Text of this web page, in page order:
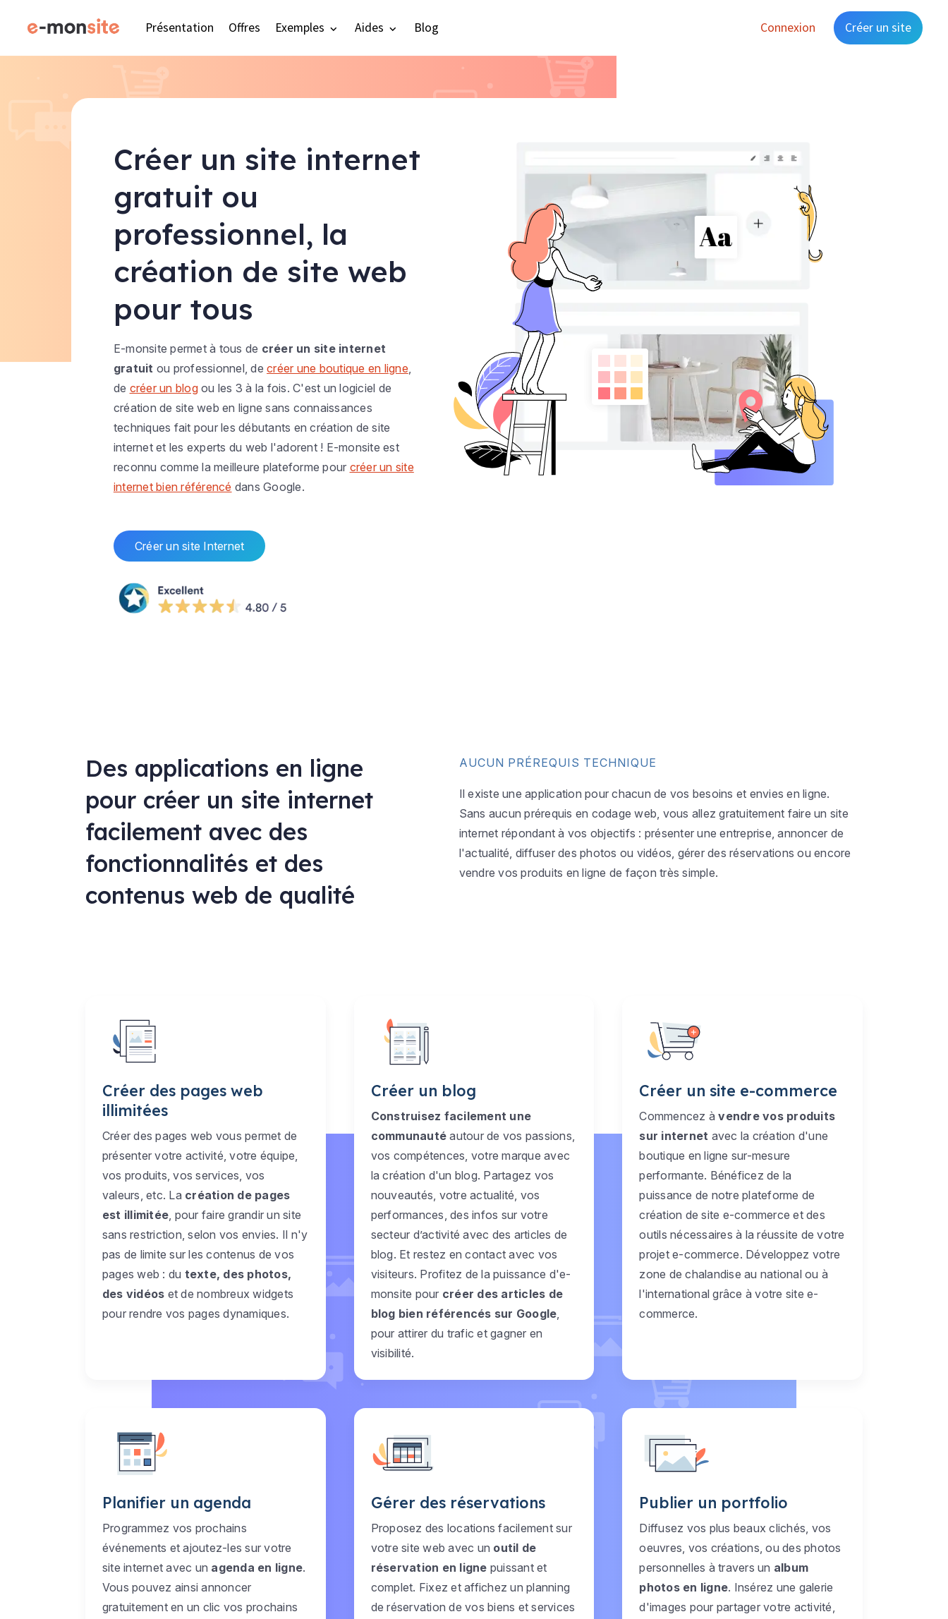
Présentation Offres Exemples Aides Blog Connexion Créer un site
Créer un site internet
gratuit ou
professionnel, la
création de site web
pour tous
E-monsite permet à tous de créer un site internet
gratuit ou professionnel, decréer une boutique en ligne,
de créer un blogou les 3 à la fois. C'est un logiciel de
création de site web en ligne sans connaissances
techniques fait pour les débutants en création de site
internet et les experts du web l'adorent ! E-monsite est
reconnu comme la meilleure plateforme pour créer un site
internet bien référencé dans Google.
Créer un site Internet
Des applications en ligne
pour créer un site internet
facilement avec des
fonctionnalités et des
contenus web de qualité
AUCUN PRÉREQUIS TECHNIQUE
Il existe une application pour chacun de vos besoins et envies en ligne.
Sans aucun prérequis en codage web, vous allez gratuitement faire un site
internet répondant à vos objectifs : présenter une entreprise, annoncer de
l'actualité, diffuser des photos ou vidéos, gérer des réservations ou encore
vendre vos produits en ligne de façon très simple.
Créer des pages web
illimitées
Créer des pages web vous permet de
présenter votre activité, votre équipe,
vos produits, vos services, vos
valeurs, etc. La création de pages
est illimitée , pour faire grandir un site
sans restriction, selon vos envies. Il n'y
pas de limite sur les contenus de vos
pages web : du texte, des photos,
des vidéos et de nombreux widgets
pour rendre vos pages dynamiques.
Créer un blog
Construisez facilement une
communauté autour de vos passions,
vos compétences, votre marque avec
la création d'un blog. Partagez vos
nouveautés, votre actualité, vos
performances, des infos sur votre
secteur d’activité avec des articles de
blog. Et restez en contact avec vos
visiteurs. Profitez de la puissance d'e-
monsite pour créer des articles de
blog bien référencés sur Google
pour attirer du trafic et gagner en
visibilité.
Créer un site e-commerce
Commencez àvendre vos produits
sur internet avec la création d'une
boutique en ligne sur-mesure
performante. Bénéficez de la
puissance de notre plateforme de
création de site e-commerce et des
outils nécessaires à la réussite de votre
projet e-commerce. Développez votre
zone de chalandise au national ou à
l'international grâce à votre site e-
commerce.
Planifier un agenda
Programmez vos prochains
événements et ajoutez-les sur votre
site internet avec un agenda en ligne.
Vous pouvez ainsi annoncer
gratuitement en un clic vos prochains
Gérer des réservations
Proposez des locations facilement sur
votre site web avec un outil de
réservation en ligne puissant et
complet. Fixez et affichez un planning
de réservation de vos biens et services
Publier un portfolio
Diffusez vos plus beaux clichés, vos
oeuvres, vos créations, ou des photos
personnelles à travers un album
photos en ligne. Insérez une galerie
d'images pour partager votre activité,